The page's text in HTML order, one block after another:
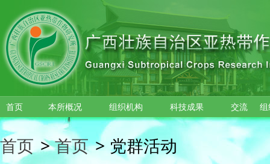
跳转到主要内容
首页 本所概况 组织机构 科技成果 交流
首页 > 首页 > 党群活动